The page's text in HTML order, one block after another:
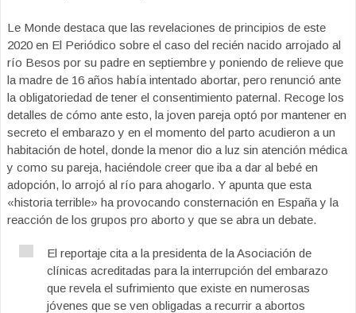
Le Monde destaca que las revelaciones de principios de este
2020 en El Periódico sobre el caso del recién nacido arrojado al
río Besos por su padre en septiembre y poniendo de relieve que
la madre de 16 años había intentado abortar, pero renunció ante
la obligatoriedad de tener el consentimiento paternal. Recoge los
detalles de cómo ante esto, la joven pareja optó por mantener en
secreto el embarazo y en el momento del parto acudieron a un
habitación de hotel, donde la menor dio a luz sin atención médica
y como su pareja, haciéndole creer que iba a dar al bebé en
adopción, lo arrojó al río para ahogarlo. Y apunta que esta
«historia terrible» ha provocando consternación en España y la
reacción de los grupos pro aborto y que se abra un debate.
El reportaje cita a la presidenta de la Asociación de
clínicas acreditadas para la interrupción del embarazo
que revela el sufrimiento que existe en numerosas
jóvenes que se ven obligadas a recurrir a abortos